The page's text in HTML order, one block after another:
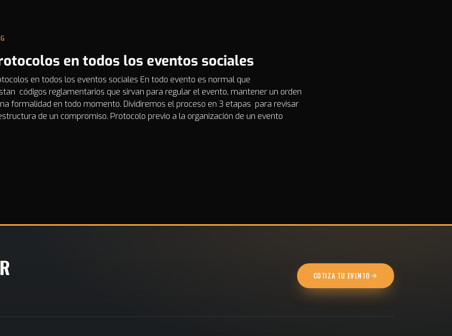
en todos los eventos sociales
en todos los eventos sociales En todo evento es normal que
códigos reglamentarios que sirvan para regular el evento, mantener un orden
formalidad en todo momento. Dividiremos el proceso en 3 etapas para revisar
de un compromiso. Protocolo previo a la organización de un evento
COTIZA TU EVENTO